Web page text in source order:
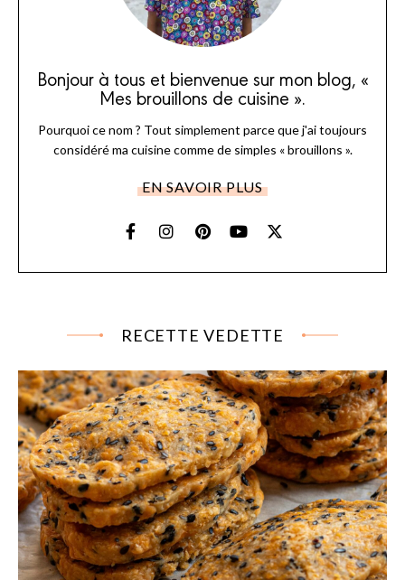
Bonjour à tous et bienvenue sur mon blog, «
Mes brouillons de cuisine ».
Pourquoi ce nom ? Tout simplement parce que j'ai toujours
considéré ma cuisine comme de simples « brouillons ».
EN SAVOIR PLUS
RECETTE VEDETTE